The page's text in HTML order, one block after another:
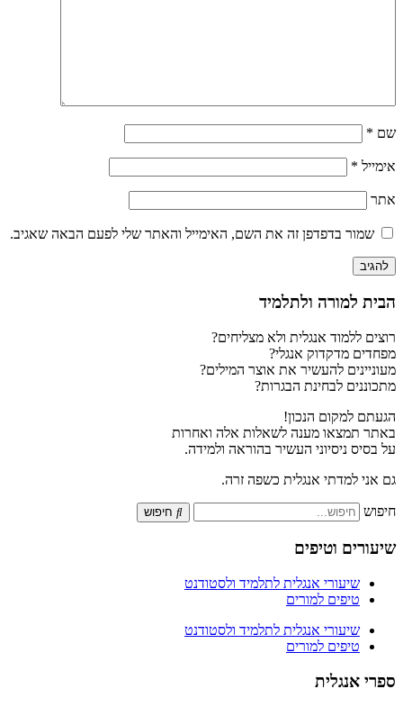
שם *
אימייל *
אתר
שמור בדפדפן זה את השם, האימייל והאתר שלי לפעם הבאה שאגיב.
הבית למורה ולתלמיד
רוצים ללמוד אנגלית ולא מצליחים?
מפחדים מדקדוק אנגלי?
מעוניינים להעשיר את אוצר המילים?
מתכוננים לבחינת הבגרות?
הגעתם למקום הנכון!
באתר תמצאו מענה לשאלות אלה ואחרות
על בסיס ניסיוני העשיר בהוראה ולמידה.
גם אני למדתי אנגלית כשפה זרה.
חיפוש חיפוש
שיעורים וטיפים
שיעורי אנגלית לתלמיד ולסטודנט
טיפים למורים
שיעורי אנגלית לתלמיד ולסטודנט
טיפים למורים
ספרי אנגלית